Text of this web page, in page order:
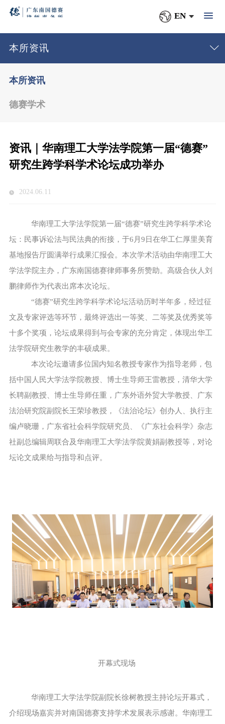
EN
本所资讯
本所资讯
德赛学术
资讯｜华南理工大学法学院第一届“德赛”
研究生跨学科学术论坛成功举办
2024.06.11
华南理工大学法学院第一届“德赛”研究生跨学科学术论
坛：民事诉讼法与民法典的衔接，于6月9日在华工仁厚里美育
基地报告厅圆满举行成果汇报会。本次学术活动由华南理工大
学法学院主办，广东南国德赛律师事务所赞助。高级合伙人刘
鹏律师作为代表出席本次论坛。
“德赛”研究生跨学科学术论坛活动历时半年多，经过征
文及专家评选等环节，最终评选出一等奖、二等奖及优秀奖等
十多个奖项，论坛成果得到与会专家的充分肯定，体现出华工
法学院研究生教学的丰硕成果。
本次论坛邀请多位国内知名教授专家作为指导老师，包
括中国人民大学法学院教授、博士生导师王雷教授，清华大学
长聘副教授、博士生导师任重，广东外语外贸大学教授、广东
法治研究院副院长王荣珍教授，《法治论坛》创办人、执行主
编卢晓珊，广东省社会科学院研究员、《广东社会科学》杂志
社副总编辑周联合及华南理工大学法学院黄娟副教授等，对论
坛论文成果给与指导和点评。
开幕式现场
华南理工大学法学院副院长徐树教授主持论坛开幕式，
介绍现场嘉宾并对南国德赛支持学术发展表示感谢。华南理工